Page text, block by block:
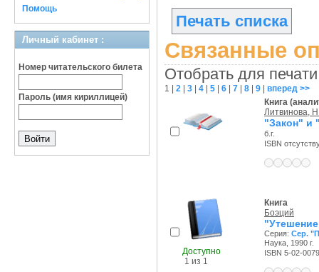
Помощь
Личный кабинет :
Номер читательского билета
Пароль (имя кириллицей)
Печать списка
Связанные
Отобрать для
1 2 3 4 5 6 7 8 9
вперед >>
Книга
Литвинова,
"Закон" и
б.г.
ISBN
Доступно
1 из 1
Книга
Боэций
Серия: Сер.
Наука, 1990 г.
ISBN 5-02-